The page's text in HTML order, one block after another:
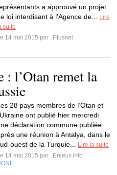
a approuvé un projet
loi interdisant à l'Agence de...
Lire
suite
14 mai 2015 par
Plusnet
: l’Otan remet la
28 pays membres de l’Otan et
ont publié hier mercredi
déclaration commune publiée
une réunion à Antalya, dans le
ouest de la Turquie...
Lire la suite
14 mai 2015 par
Enjeux.info